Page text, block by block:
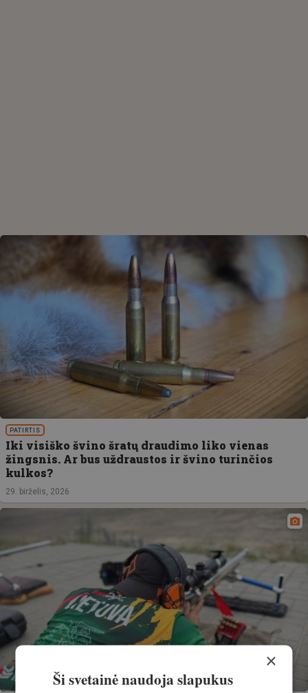
PATIRTIS
Iki visiško švino šratų draudimo liko vienas
žingsnis. Ar bus uždraustos ir švino turinčios
kulkos?
29. birželis, 2026
×
Ši svetainė naudoja slapukus